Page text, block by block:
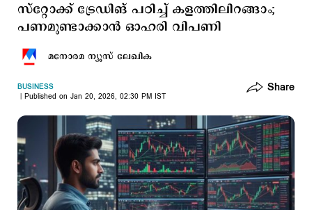
സ്റ്റോക്ക് ട്രേഡിങ് പഠിച്ച് കളത്തിലിറങ്ങാം;
പണമുണ്ടാക്കാൻ ഓഹരി വിപണി
മനോരമ ന്യൂസ് ലേഖിക
BUSINESS
Published on Jan 20, 2026, 02:30 PM IST
Share